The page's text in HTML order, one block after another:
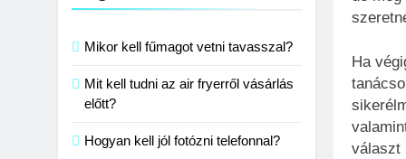
Mikor kell fűmagot vetni tavasszal?
Mit kell tudni az air fryerről vásárlás
előtt?
Hogyan kell jól fotózni telefonnal?
Ha
választ